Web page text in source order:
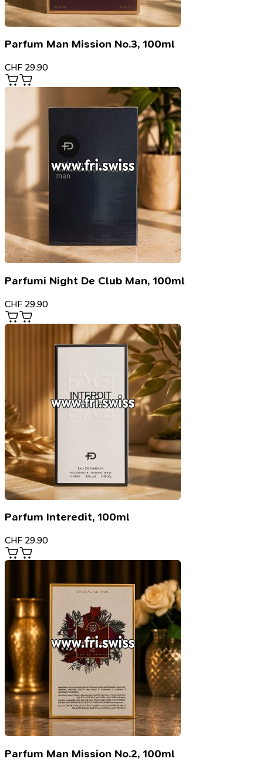
Parfum Man Mission No.3, 100ml
CHF 29.90
Parfumi Night De Club Man, 100ml
CHF 29.90
Parfum Interedit, 100ml
CHF 29.90
Parfum Man Mission No.2, 100ml